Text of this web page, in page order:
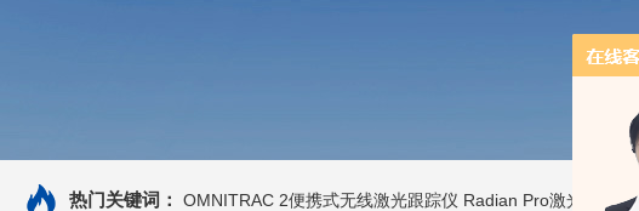
热门关键词： OMNITRAC 2便携式无线激光跟踪仪 Radian Pro激光跟踪仪